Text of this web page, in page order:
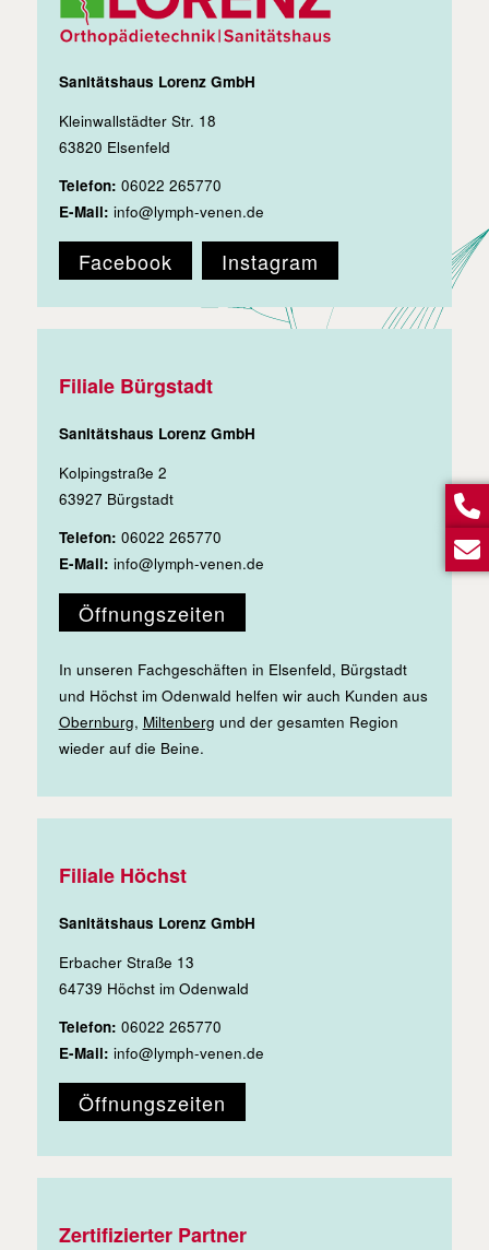
Sanitätshaus Lorenz GmbH
Kleinwallstädter Str. 18
63820 Elsenfeld
Telefon: 06022 265770
E-Mail: info@lymph-venen.de
Facebook Instagram
Filiale Bürgstadt
Sanitätshaus Lorenz GmbH
Kolpingstraße 2
63927 Bürgstadt
Telefon: 06022 265770
E-Mail: info@lymph-venen.de
Öffnungszeiten
In unseren Fachgeschäften in Elsenfeld, Bürgstadt
und Höchst im Odenwald helfen wir auch Kunden aus
Obernburg, Miltenberg und der gesamten Region
wieder auf die Beine.
Filiale Höchst
Sanitätshaus Lorenz GmbH
Erbacher Straße 13
64739 Höchst im Odenwald
Telefon: 06022 265770
E-Mail: info@lymph-venen.de
Öffnungszeiten
Zertifizierter Partner